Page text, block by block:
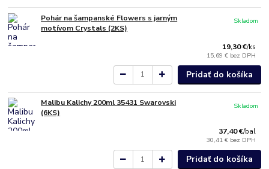
Pohár na šampanské Flowers s jarným
motívom Crystals (2KS)
19,30 €/ks
15,69 € bez DPH
Skladom
Pridať do košíka
Malibu Kalichy 200ml 35431 Swarovski
(6KS)
37,40 €/bal
30,41 € bez DPH
Skladom
Pridať do košíka